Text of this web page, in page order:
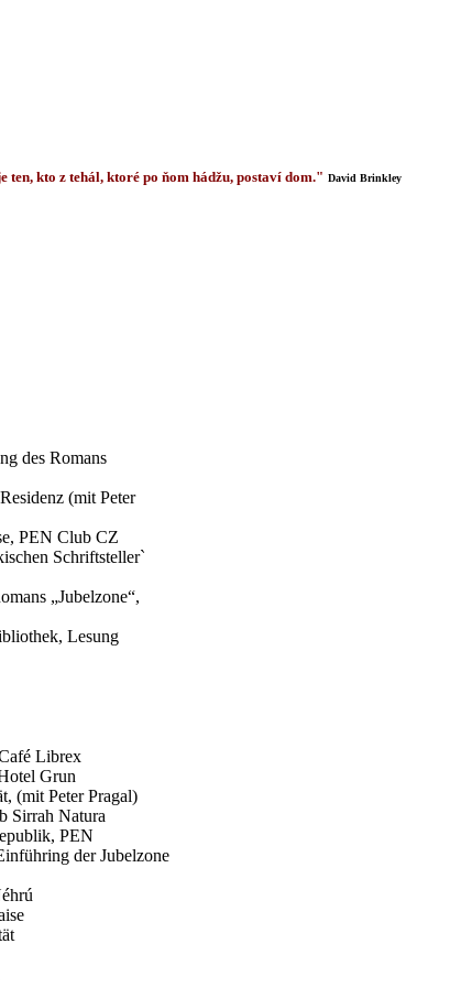
ten, kto z tehál, ktoré po ňom hádžu, postaví dom." David Brinkley
des Romans
(mit Peter
PEN Club CZ
Schriftsteller`
„Jubelzone“,
Lesung
Librex
Grun
(mit Peter Pragal)
Sirrah Natura
PEN
der Jubelzone